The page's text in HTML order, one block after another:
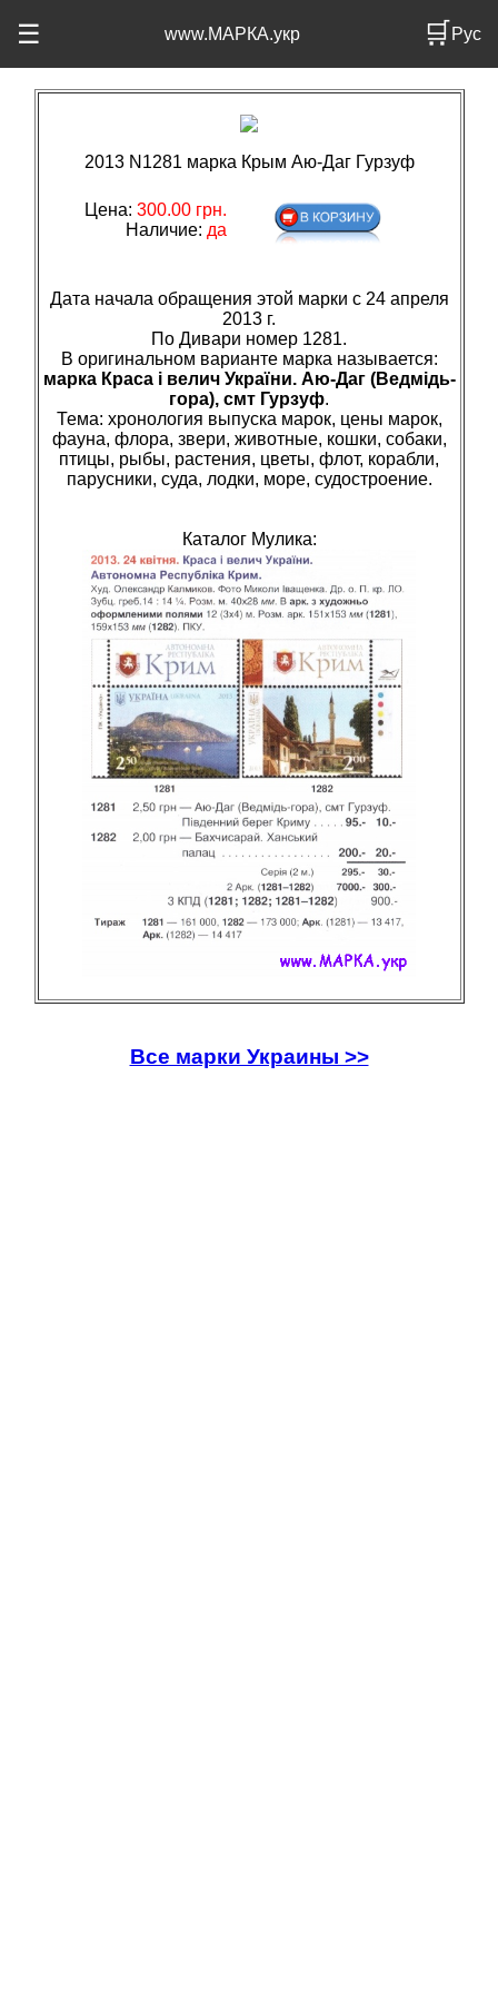
☰ www.МАРКА.укр 🛒Рус
2013 N1281 марка Крым Аю-Даг Гурзуф
Цена: 300.00 грн.
Наличие: да
Дата начала обращения этой марки с 24 апреля
2013 г.
По Дивари номер 1281.
В оригинальном варианте марка называется:
марка Краса і велич України. Аю-Даг (Ведмідь-
гора), смт Гурзуф.
Тема: хронология выпуска марок, цены марок,
фауна, флора, звери, животные, кошки, собаки,
птицы, рыбы, растения, цветы, флот, корабли,
парусники, суда, лодки, море, судостроение.
Каталог Мулика:
Все марки Украины >>